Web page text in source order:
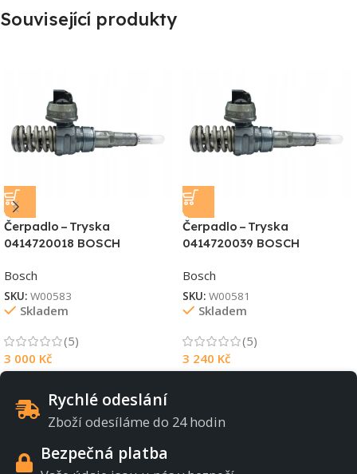
Související produkty
Čerpadlo – Tryska
0414720018 BOSCH
Bosch
SKU: W00583
Skladem
(5)
3 000 Kč
Čerpadlo – Tryska
0414720039 BOSCH
Bosch
SKU: W00581
Skladem
(5)
3 240 Kč
Rychlé odeslání
Zboží odesíláme do 24 hodin
Bezpečná platba